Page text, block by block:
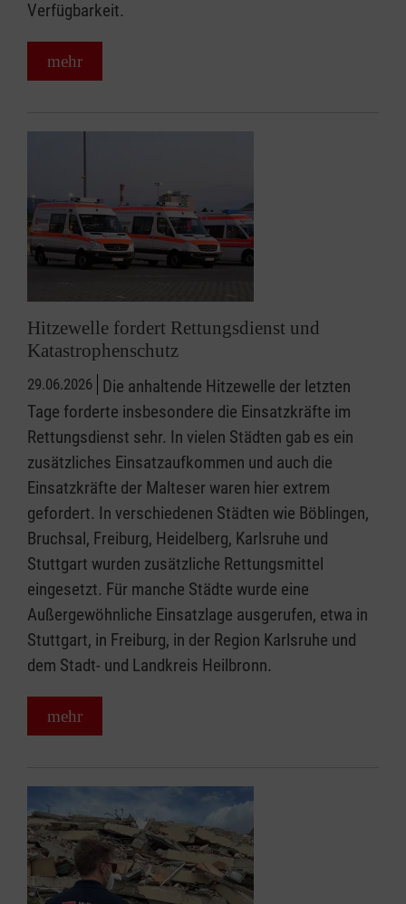
Verfügbarkeit.
mehr
Hitzewelle fordert Rettungsdienst und
Katastrophenschutz
29.06.2026 Die anhaltende Hitzewelle der letzten
Tage forderte insbesondere die Einsatzkräfte im
Rettungsdienst sehr. In vielen Städten gab es ein
zusätzliches Einsatzaufkommen und auch die
Einsatzkräfte der Malteser waren hier extrem
gefordert. In verschiedenen Städten wie Böblingen,
Bruchsal, Freiburg, Heidelberg, Karlsruhe und
Stuttgart wurden zusätzliche Rettungsmittel
eingesetzt. Für manche Städte wurde eine
Außergewöhnliche Einsatzlage ausgerufen, etwa in
Stuttgart, in Freiburg, in der Region Karlsruhe und
dem Stadt- und Landkreis Heilbronn.
mehr